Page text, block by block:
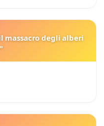
massacro degli alberi